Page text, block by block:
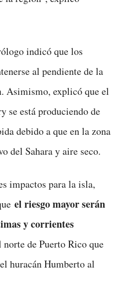
indicó que los
al pendiente de la
Asimismo, explicó que el
se está produciendo de
debido a que en la zona
del Sahara y aire seco.
impactos para la isla,
el riesgo mayor serán
y corrientes
de Puerto Rico que
huracán Humberto al